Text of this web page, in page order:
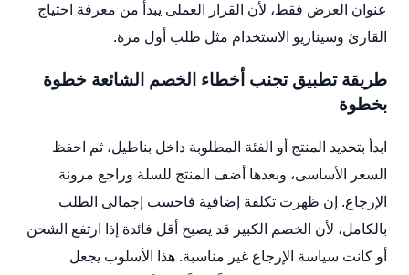
عنوان العرض فقط، لأن القرار العملى يبدأ من معرفة احتياج
القارئ وسيناريو الاستخدام مثل طلب أول مرة.
طريقة تطبيق تجنب أخطاء الخصم الشائعة خطوة
بخطوة
ابدأ بتحديد المنتج أو الفئة المطلوبة داخل بناطيل، ثم احفظ
السعر الأساسى، وبعدها أضف المنتج للسلة وراجع مرونة
الإرجاع. إن ظهرت تكلفة إضافية فاحسب إجمالى الطلب
بالكامل، لأن الخصم الكبير قد يصبح أقل فائدة إذا ارتفع الشحن
أو كانت سياسة الإرجاع غير مناسبة. هذا الأسلوب يجعل